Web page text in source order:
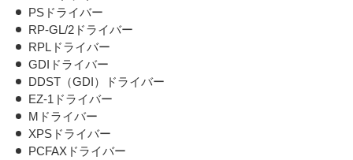
PSドライバー
RP-GL/2ドライバー
RPLドライバー
GDIドライバー
DDST（GDI）ドライバー
EZ-1ドライバー
Mドライバー
XPSドライバー
PCFAXドライバー